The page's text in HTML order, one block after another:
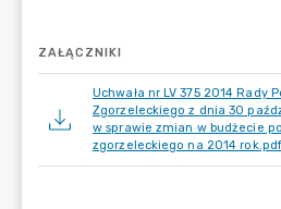
ZAŁĄCZNIKI
Uchwała nr LV 375 2014 Rady
Zgorzeleckiego z dnia 30
w sprawie zmian w budżecie
zgorzeleckiego na 2014 rok.pdf